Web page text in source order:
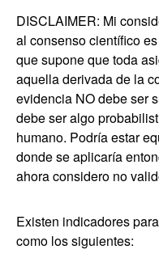
DISCLAIMER: Mi
al consenso científico
que supone que toda
aquella derivada de la
evidencia NO debe ser
debe ser algo
humano. Podría estar
donde se aplicaría
ahora considero no
Existen indicadores
como los siguientes: